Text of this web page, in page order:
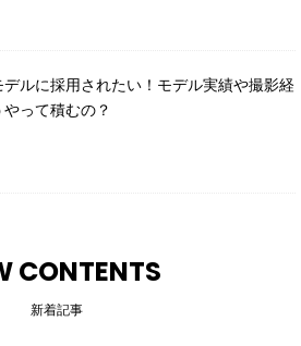
デルに採用されたい！モデル実績や撮影経
って積むの？
CONTENTS
新着記事